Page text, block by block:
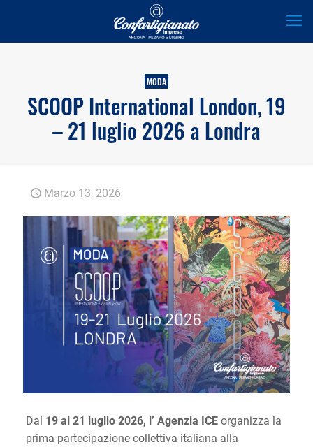
MODA
SCOOP International London, 19
– 21 luglio 2026 a Londra
Marzo 13, 2026
Dal 19 al 21 luglio 2026, l’ Agenzia ICEorganizza la
prima partecipazione collettiva italiana alla